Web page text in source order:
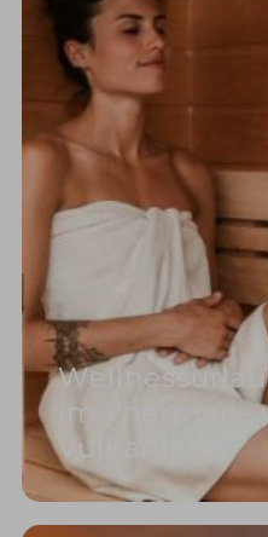
im Thermen-
Vulkanland